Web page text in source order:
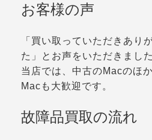
お客様の声
「買い取っていただきあり
た」とお声をいただきました
当店では、中古のMacのほ
Macも大歓迎です。
故障品買取の流れ